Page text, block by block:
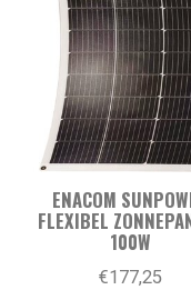
ENACOM
FLEXIBEL
100W
€177,25